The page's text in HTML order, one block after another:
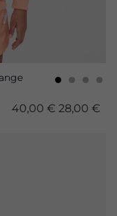
40,00 € 28,00 €